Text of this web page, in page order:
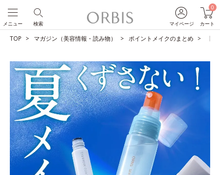
マイページ
0
カート
検索
メニュー
TOP マガジン（美容情報・読み物） ポイントメイクのまとめ 【